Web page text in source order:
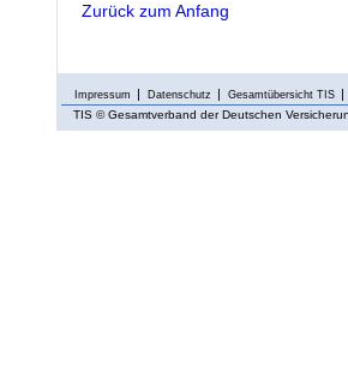
Zurück zum Anfang
Impressum Datenschutz Gesamtübersicht TIS
TIS © Gesamtverband der Deutschen